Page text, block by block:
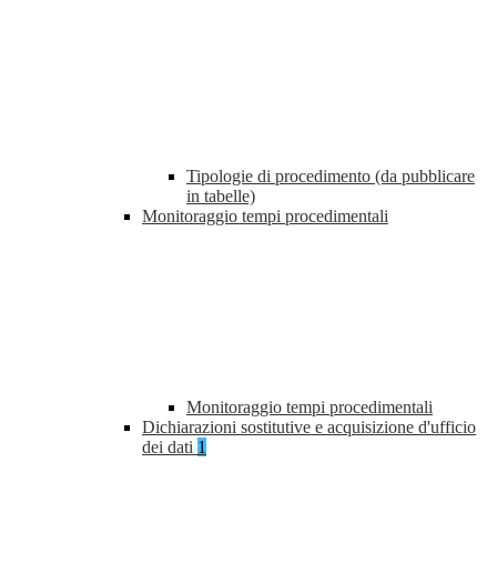
Tipologie di procedimento (da pubblicare
in tabelle)
Monitoraggio tempi procedimentali
Monitoraggio tempi procedimentali
Dichiarazioni sostitutive e acquisizione d'ufficio
dei dati 1